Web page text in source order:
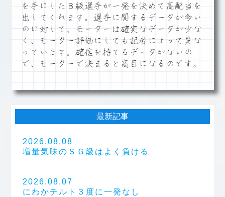
を手にしたＢ級選手が一発を決めて高配当を
出してくれます。選手に関するデータが多い
のに対して、モーターは確実なデータが少な
く、モーター評価にしても記者によって異な
っています。確信を持てるデータがないの
で、モーターで決まると高目になるのです。
最新記事
2026.08.08
増量気味のＳＧ級はよく負ける
2026.08.07
にわかチルト３度に一発なし